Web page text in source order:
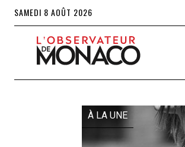
SAMEDI 8 AOÛT 2026
À LA UNE